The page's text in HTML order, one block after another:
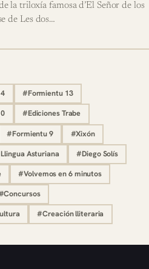
la triloxía famosa d’El Señor de los
de Les dos…
#Formientu 13
#Ediciones Trabe
#Formientu 9 #Xixón
Asturiana #Diego Solís
#Volvemos en 6 minutos
#Creación lliteraria